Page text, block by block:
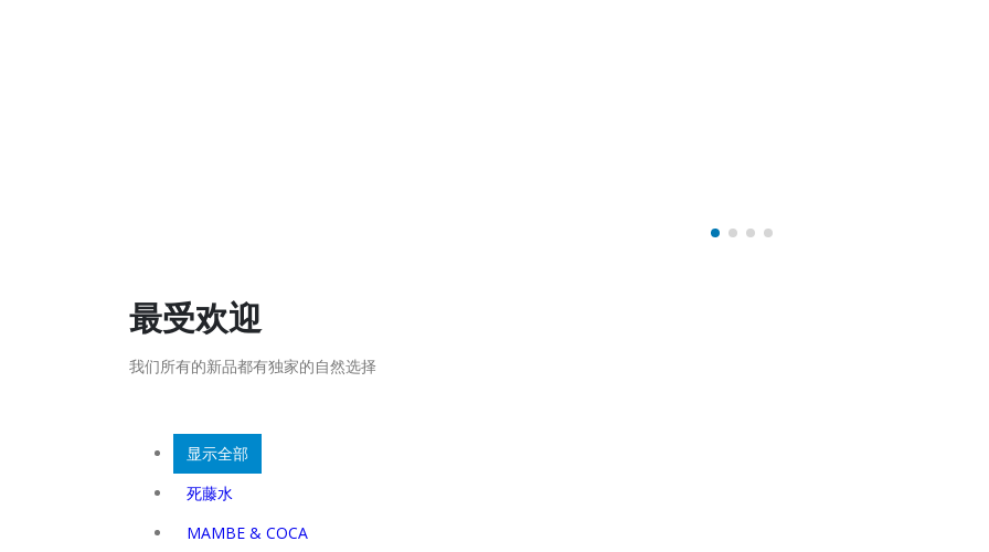
最受欢迎
我们所有的新品都有独家的自然选择
显示全部
死藤水
MAMBE & COCA